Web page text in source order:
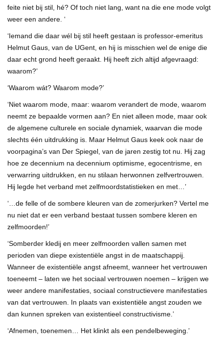
feite niet bij stil, hé? Of toch niet lang, want na die ene mode volgt
weer een andere. ‘
‘Iemand die daar wél bij stil heeft gestaan is professor-emeritus
Helmut Gaus, van de UGent, en hij is misschien wel de enige die
daar echt grond heeft geraakt. Hij heeft zich altijd afgevraagd:
waarom?’
‘Waarom wát? Waarom mode?’
‘Niet waarom mode, maar: waarom verandert de mode, waarom
neemt ze bepaalde vormen aan? En niet alleen mode, maar ook
de algemene culturele en sociale dynamiek, waarvan die mode
slechts één uitdrukking is. Maar Helmut Gaus keek ook naar de
voorpagina’s van Der Spiegel, van de jaren zestig tot nu. Hij zag
hoe ze decennium na decennium optimisme, egocentrisme, en
verwarring uitdrukken, en nu stilaan herwonnen zelfvertrouwen.
Hij legde het verband met zelfmoordstatistieken en met…’
‘…de felle of de sombere kleuren van de zomerjurken? Vertel me
nu niet dat er een verband bestaat tussen sombere kleren en
zelfmoorden!’
‘Somberder kledij en meer zelfmoorden vallen samen met
perioden van diepe existentiële angst in de maatschappij.
Wanneer de existentiële angst afneemt, wanneer het vertrouwen
toeneemt – laten we het sociaal vertrouwen noemen – krijgen we
weer andere manifestaties, sociaal constructievere manifestaties
van dat vertrouwen. In plaats van existentiële angst zouden we
dan kunnen spreken van existentieel constructivisme.’
‘Afnemen, toenemen… Het klinkt als een pendelbeweging.’